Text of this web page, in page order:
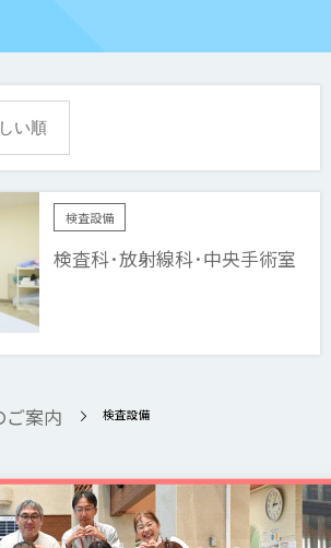
検査設備
検査科･放射線科･中央手術室
ご案内 検査設備